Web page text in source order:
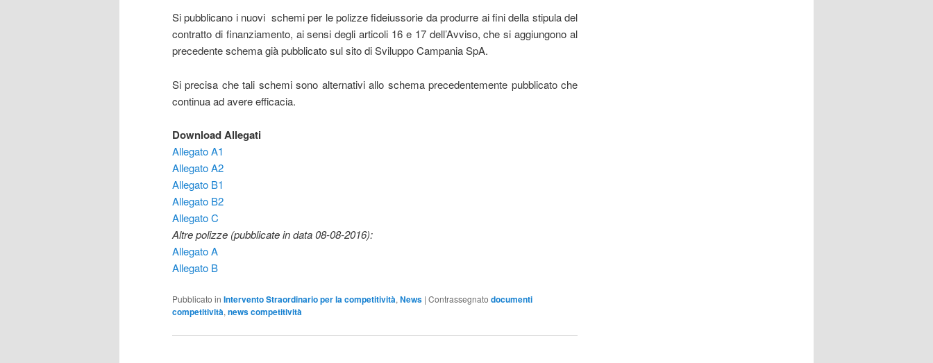
Si pubblicano i nuovi schemi per le polizze fideiussorie da produrre ai fini della stipula del
contratto di finanziamento, ai sensi degli articoli 16 e 17 dell’Avviso, che si aggiungono al
precedente schema già pubblicato sul sito di Sviluppo Campania SpA.
Si precisa che tali schemi sono alternativi allo schema precedentemente pubblicato che
continua ad avere efficacia.
Download Allegati
Allegato A1
Allegato A2
Allegato B1
Allegato B2
Allegato C
Altre polizze (pubblicate in data 08-08-2016):
Allegato A
Allegato B
Pubblicato in Intervento Straordinario per la competitività, News | Contrassegnato documenti
competitività, news competitività